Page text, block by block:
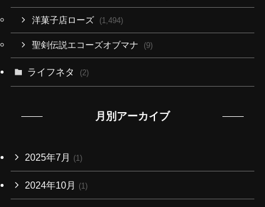
洋菓子店ローズ (1,494)
聖剣伝説エコーズオブマナ (9)
ライフネタ (2)
月別アーカイブ
2025年7月 (1)
2024年10月 (1)